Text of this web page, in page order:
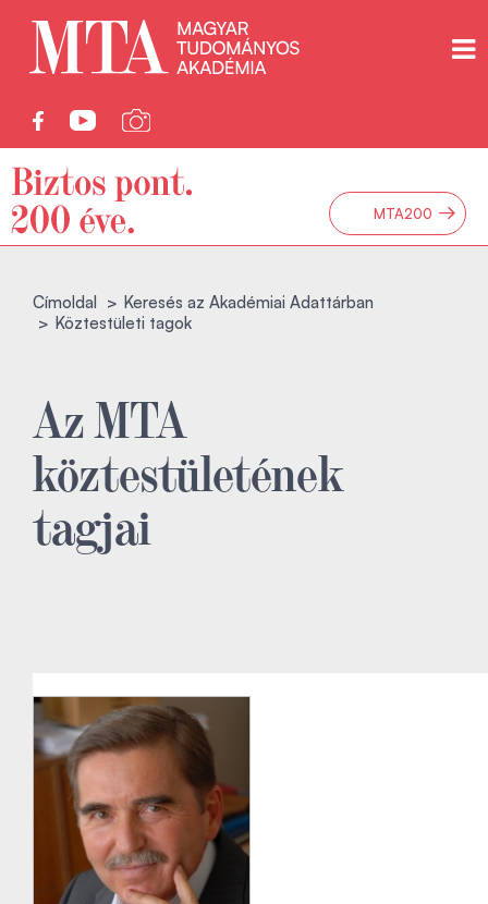
MTA200 →
Címoldal
Keresés az Akadémiai Adattárban
Köztestületi tagok
Az MTA
köztestületének
tagjai